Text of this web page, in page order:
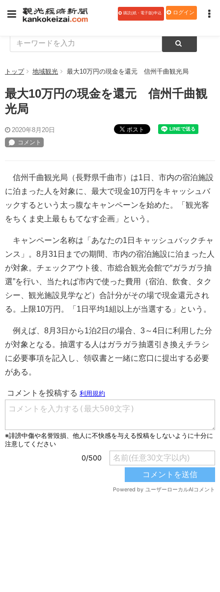
購読(紙・電子版)申込 ログイン
トップ 地域観光 最大10万円の現金を還元 信州千曲観光局
最大10万円の現金を還元 信州千曲観
光局
2020年8月20日 ポスト
信州千曲観光局（長野県千曲市）は1日、市内の宿泊施設
に泊まった人を対象に、最大で現金10万円をキャッシュバ
ックするという太っ腹なキャンペーンを始めた。「観光客
をちくま史上最ももてなす企画」という。
キャンペーン名称は「あなたの1日キャッシュバックチャ
ンス」。8月31日までの期間、市内の宿泊施設に泊まった人
が対象。チェックアウト後、市総合観光会館で“ガラガラ抽
選”を行い、当たれば市内で使った費用（宿泊、飲食、タク
シー、観光施設見学など）合計分がその場で現金還元され
る。上限10万円。「1日平均1組以上が当選する」という。
例えば、8月3日から1泊2日の場合、3～4日に利用した分
が対象となる。抽選する人はガラガラ抽選引き換えチラシ
に必要事項を記入し、領収書と一緒に窓口に提出する必要
がある。